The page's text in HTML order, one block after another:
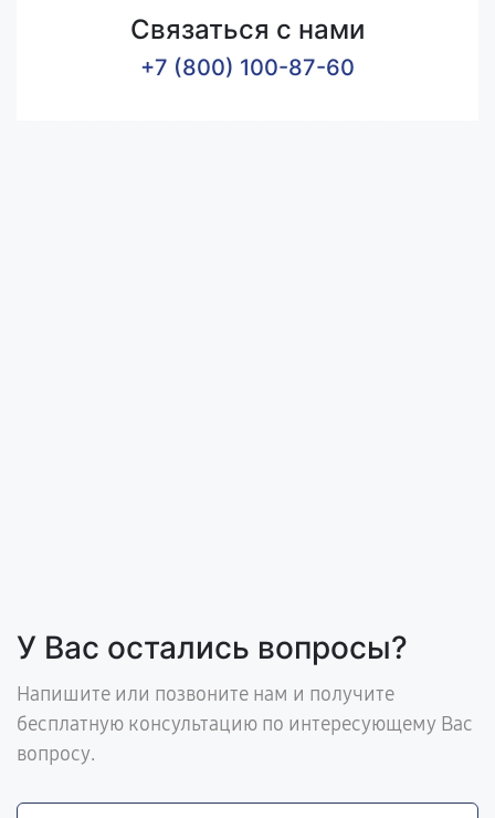
Связаться с нами
+7 (800) 100-87-60
У Вас остались вопросы?
Напишите или позвоните нам и получите
бесплатную консультацию по интересующему Вас
вопросу.